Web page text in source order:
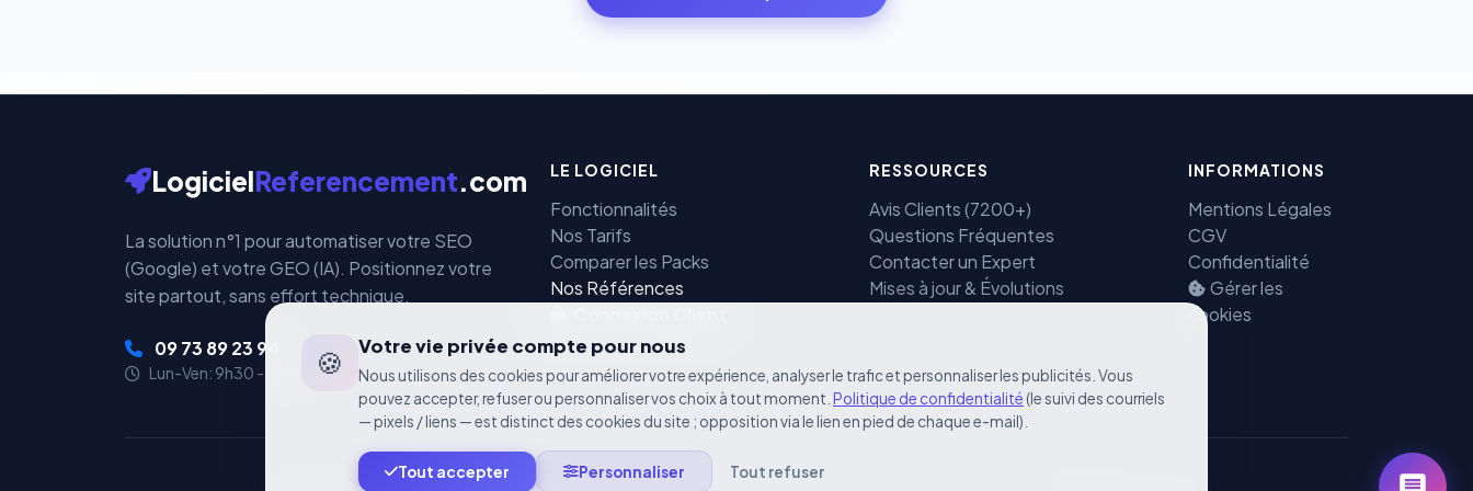
LogicielReferencement.com
La solution n°1 pour automatiser votre SEO
(Google) et votre GEO (IA). Positionnez votre
site partout, sans effort technique.
09 73 89 23 94
Lun-Ven: 9h30 - 18h00
LE LOGICIEL
Fonctionnalités
Nos Tarifs
Comparer les Packs
Nos Références
RESSOURCES
Avis Clients (7200+)
Questions Fréquentes
Contacter un Expert
Mises à jour & Évolutions
INFORMATIONS
Mentions Légales
CGV
Confidentialité
Gérer les
cookies
🍪 Votre vie privée compte pour nous
Nous utilisons des cookies pour améliorer votre expérience, analyser le trafic et personnaliser les publicités. Vous
pouvez accepter, refuser ou personnaliser vos choix à tout moment. Politique de confidentialité (le suivi des courriels
— pixels / liens — est distinct des cookies du site ; opposition via le lien en pied de chaque e-mail).
Tout accepter Personnaliser Tout refuser